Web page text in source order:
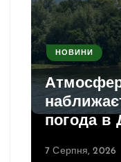
НОВИНИ
погода в
7 Серпня, 2026